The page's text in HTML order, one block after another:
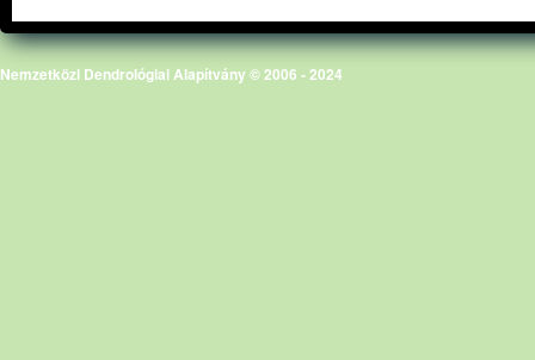
Nemzetközi Dendrológiai Alapítvány © 2006 - 2024